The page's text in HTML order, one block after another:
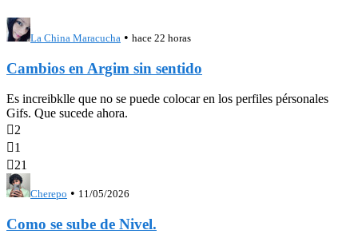
La China Maracucha • hace 22 horas
Cambios en Argim sin sentido
Es increibklle que no se puede colocar en los perfiles pérsonales
Gifs. Que sucede ahora.
2
1
21
Cherepo • 11/05/2026
Como se sube de Nivel.